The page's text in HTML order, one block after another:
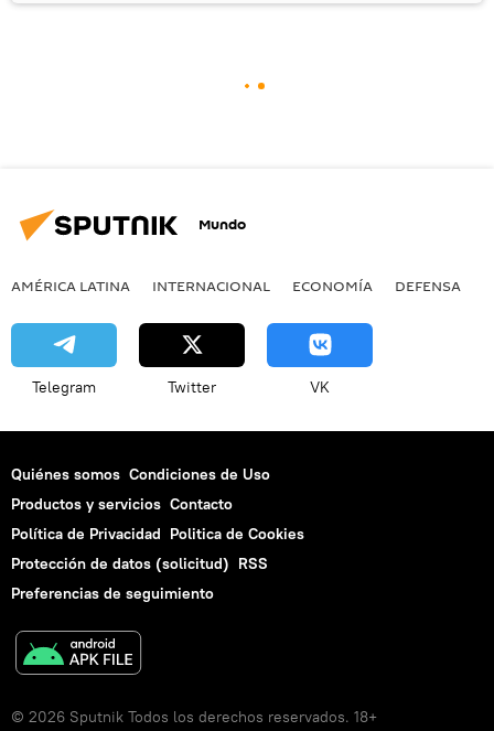
Mundo
AMÉRICA LATINA INTERNACIONAL ECONOMÍA DEFENSA
Telegram Twitter VK
Quiénes somos Condiciones de Uso
Productos y servicios Contacto
Política de Privacidad Politica de Cookies
Protección de datos (solicitud) RSS
Preferencias de seguimiento
© 2026 Sputnik Todos los derechos reservados. 18+